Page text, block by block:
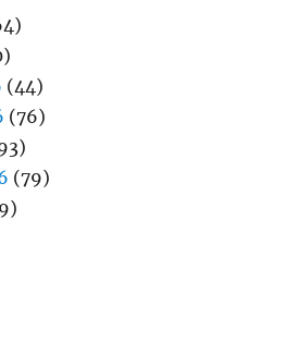
(44)
(76)
(79)